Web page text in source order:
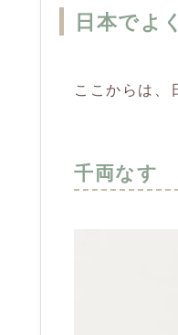
日本でよ
ここからは、
千両なす